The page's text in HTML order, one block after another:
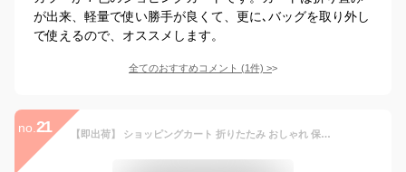
が出来、軽量で使い勝手が良くて、更に､バッグを取り外し
で使えるので、オススメします。
全てのおすすめコメント (1件) >
no. 21 【即出荷】 ショッピングカート 折りたたみ おしゃれ 保冷 保温 クーラーバッグ キャリーカート イス付き 折りたたみ椅子 ショッピングバッグ コンパクト 畳める 買い物 アウトドア 運動会 軽量 cocoro【椅子付きショッピングカート】【あす楽対応】【送料無料】